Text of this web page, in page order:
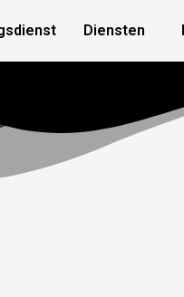
Diensten